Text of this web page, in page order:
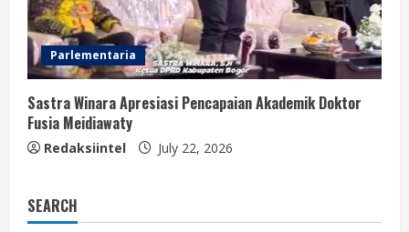
Parlementaria
Sastra Winara Apresiasi Pencapaian Akademik Doktor
Fusia Meidiawaty
Redaksiintel July 22, 2026
SEARCH